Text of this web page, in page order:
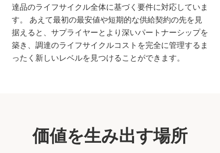
達品のライフサイクル全体に基づく要件に対応していま
す。 あえて最初の最安値や短期的な供給契約の先を見
据えると、 サプライヤーとより深いパートナーシップを
築き、調達のライフサイクルコストを完全に管理するま
ったく新しいレベルを見つけることができます。
価値を生み出す場所